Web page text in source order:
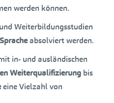
werden können.
Weiterbildungsstudien
absolviert werden.
in- und ausländischen
Weiterqualifizierung bis
eine Vielzahl von